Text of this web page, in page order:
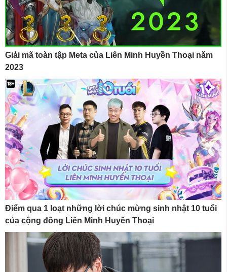
Giải mã toàn tập Meta của Liên Minh Huyền Thoại năm
2023
Điểm qua 1 loạt những lời chúc mừng sinh nhật 10 tuổi
của cộng đồng Liên Minh Huyền Thoại